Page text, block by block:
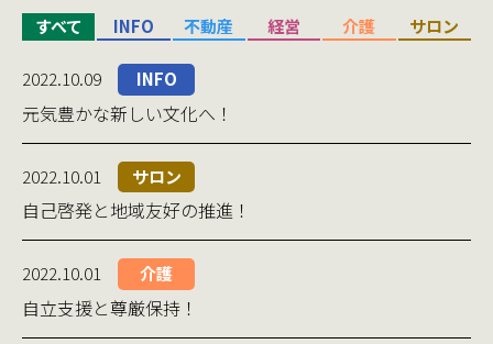
すべて INFO 不動産 経営 介護 サロン
2022.10.09 INFO
元気豊かな新しい文化へ！
2022.10.01 サロン
自己啓発と地域友好の推進！
2022.10.01 介護
自立支援と尊厳保持！